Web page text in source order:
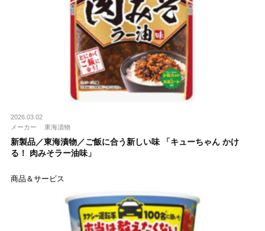
2026.03.02
メーカー
東海漬物
新製品／東海漬物／ご飯に合う新しい味 「キューちゃん かけ
る！ 肉みそラー油味」
商品＆サービス